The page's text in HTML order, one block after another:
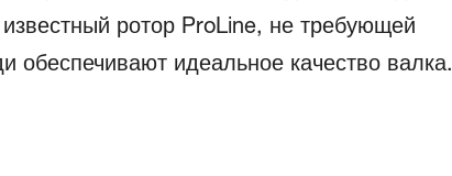
ротор ProLine, не требующей
обеспечивают идеальное качество валка.